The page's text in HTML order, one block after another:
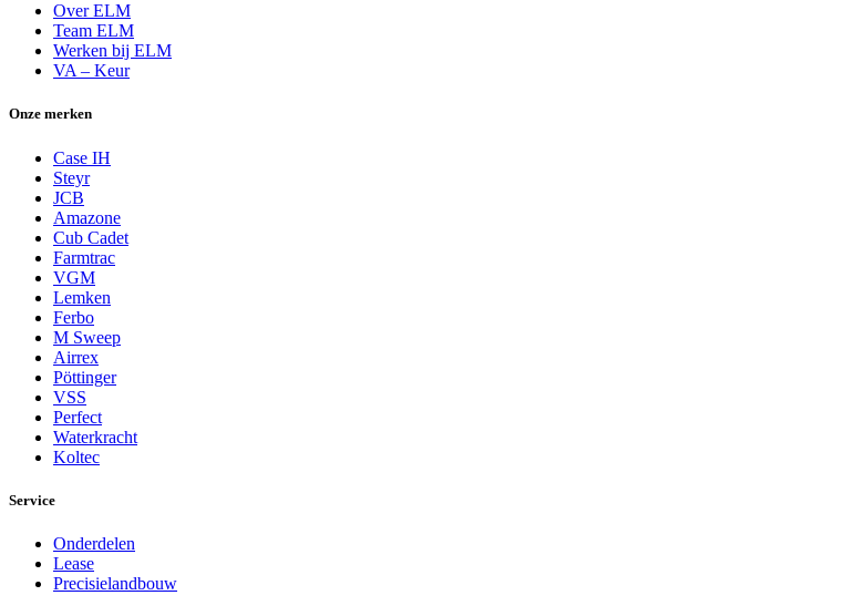
Over ELM
Team ELM
Werken bij ELM
VA – Keur
Onze merken
Case IH
Steyr
JCB
Amazone
Cub Cadet
Farmtrac
VGM
Lemken
Ferbo
M Sweep
Airrex
Pöttinger
VSS
Perfect
Waterkracht
Koltec
Service
Onderdelen
Lease
Precisielandbouw